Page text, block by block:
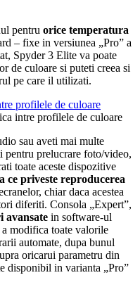
pentru orice temperatura
– fixe in versiunea „Pro” a
Spyder 3 Elite va poate
de culoare si puteti creea si
pe care il utilizati.
intre profilele de culoare
sau aveti mai multe
pentru prelucrare foto/video,
toate aceste dispozitive
ce priveste reproducerea
chiar daca acestea
diferiti. Consola „Expert”,
avansate in software-ul
modifica toate valorile
automate, dupa bunul
oricarui parametru din
disponibil in varianta „Pro”